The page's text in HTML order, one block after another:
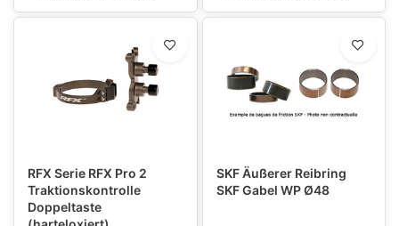
RFX Serie RFX Pro 2
Traktionskontrolle
Doppeltaste
SKF Äußerer Reibring
SKF Gabel WP Ø48